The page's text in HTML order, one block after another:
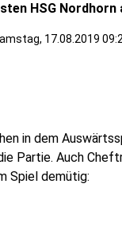
HSG Nordhorn
17.08.2019
in dem
Partie. Auch
Spiel demütig: